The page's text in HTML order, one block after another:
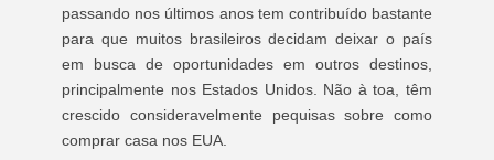
passando nos últimos anos tem contribuído bastante
para que muitos brasileiros decidam deixar o país
em busca de oportunidades em outros destinos,
principalmente nos Estados Unidos. Não à toa, têm
crescido consideravelmente pequisas sobre como
comprar casa nos EUA.